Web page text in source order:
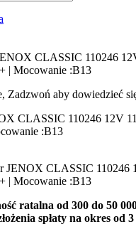
CLASSIC 110246
| Mocowanie :B13
Zadzwoń aby dowiedzieć
ratalna od 300 do 50
spłaty na okres od